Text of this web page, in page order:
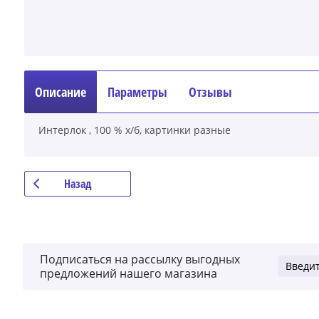
Описание Параметры Отзывы
Интерлок , 100 % х/б, картинки разные
Назад
Подписаться на рассылку выгодных
предложений нашего магазина